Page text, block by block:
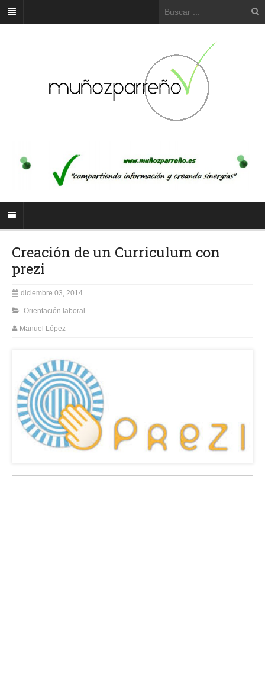
Creación de un Curriculum con
prezi
diciembre 03, 2014
Orientación laboral
Manuel López